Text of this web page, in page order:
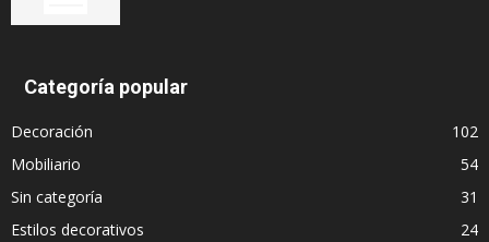
Categoría popular
Decoración
102
Mobiliario
54
Sin categoría
31
Estilos decorativos
24